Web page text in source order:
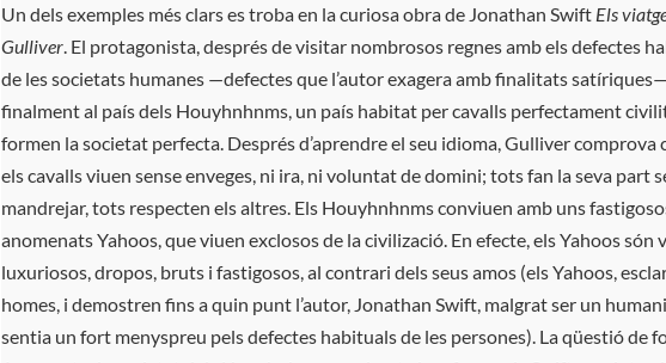
Un dels exemples més clars es troba en la curiosa obra de Jonathan Swift Els
Gulliver . El protagonista, després de visitar nombrosos regnes amb els defectes
de les societats humanes —defectes que l’autor exagera amb finalitats
finalment al país dels Houyhnhnms, un país habitat per cavalls perfectament
formen la societat perfecta. Després d’aprendre el seu idioma, Gulliver comprova
els cavalls viuen sense enveges, ni ira, ni voluntat de domini; tots fan la seva part
mandrejar, tots respecten els altres. Els Houyhnhnms conviuen amb uns
anomenats Yahoos, que viuen exclosos de la civilizació. En efecte, els Yahoos són
luxuriosos, dropos, bruts i fastigosos, al contrari dels seus amos (els Yahoos,
homes, i demostren fins a quin punt l’autor, Jonathan Swift, malgrat ser un
sentia un fort menyspreu pels defectes habituals de les persones). La qüestió de